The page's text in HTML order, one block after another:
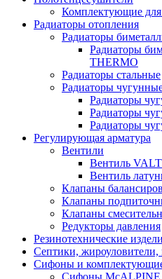
Комплектующие
Радиаторы отопления
Радиаторы
Радиаторы
THERMO
Радиаторы стальные
Радиаторы
Радиаторы
Радиаторы
Радиаторы
Регулирующая арматура
Вентили
Вентиль
Вентиль
Клапаны
Клапаны
Клапаны
Редукторы давления
Резинотехнические
Септики, жироуловители,
Сифоны и
Сифоны McALPINE